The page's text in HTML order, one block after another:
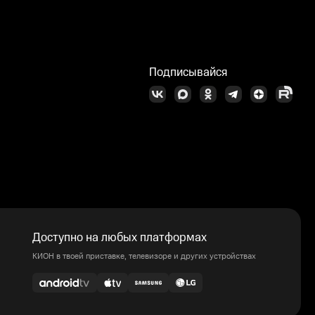
Подписывайся
Доступно на любых платформах
КИОН в твоей приставке, телевизоре и других устройствах